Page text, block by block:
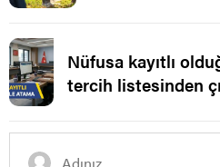
Nüfusa kayıtlı
tercih listesinden